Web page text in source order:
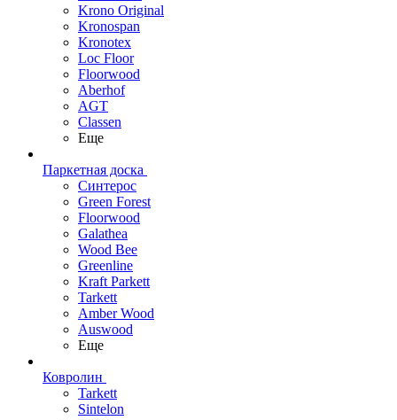
Krono Original
Kronospan
Kronotex
Loc Floor
Floorwood
Aberhof
AGT
Classen
Еще
Паркетная доска
Синтерос
Green Forest
Floorwood
Galathea
Wood Bee
Greenline
Kraft Parkett
Tarkett
Amber Wood
Auswood
Еще
Ковролин
Tarkett
Sintelon